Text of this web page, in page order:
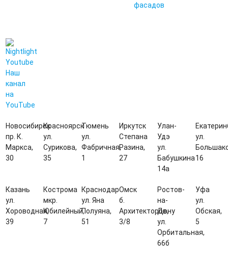
фасадов
Наш
канал
на
YouTube
Новосибирск
пр. К.
Маркса,
30
Красноярск
ул.
Сурикова,
35
Тюмень
ул.
Фабричная,
1
Иркутск
Степана
Разина,
27
Улан-
Удэ
ул.
Бабушкина
14а
ул.
16
Казань
ул.
Хороводная,
39
Кострома
мкр.
Юбилейный,
7
Краснодар
ул. Яна
Полуяна,
51
Омск
б.
Архитекторов,
3/8
Ростов-
на-
Дону
ул.
Орбитальная,
66б
Уфа
ул.
Обская,
5